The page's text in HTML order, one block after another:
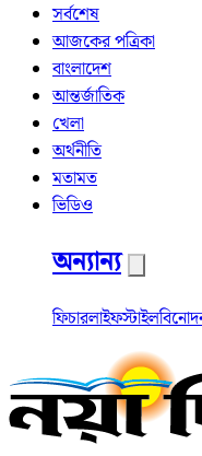
সর্বশেষ
আজকের পত্রিকা
বাংলাদেশ
আন্তর্জাতিক
খেলা
অর্থনীতি
মতামত
ভিডিও
অন্যান্য
ফিচারলাইফস্টাইল